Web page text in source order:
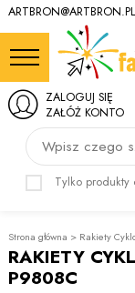
ARTBRON@ARTBRON.PL
Wpisz czego
Tylko produkty
ZALOGUJ SIĘ
ZAŁÓŻ KONTO
Strona główna > Rakiety
RAKIETY
P9808C